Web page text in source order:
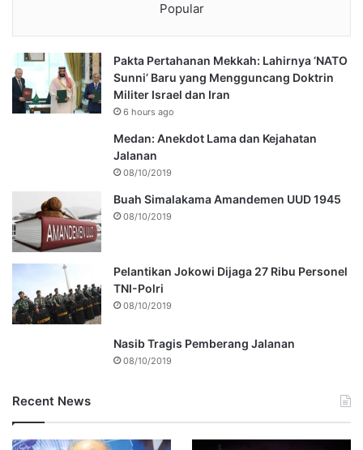
Popular
Pakta Pertahanan Mekkah: Lahirnya ‘NATO
Sunni’ Baru yang Mengguncang Doktrin
Militer Israel dan Iran
6 hours ago
Medan: Anekdot Lama dan Kejahatan
Jalanan
08/10/2019
Buah Simalakama Amandemen UUD 1945
08/10/2019
Pelantikan Jokowi Dijaga 27 Ribu Personel
TNI-Polri
08/10/2019
Nasib Tragis Pemberang Jalanan
08/10/2019
Recent News